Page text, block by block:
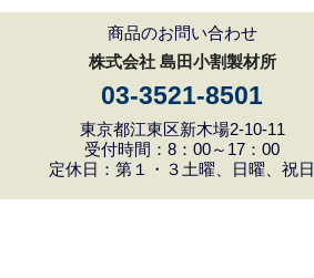
商品のお問い合わせ
株式会社 島田小割製材所
03-3521-8501
東京都江東区新木場2-10-11
受付時間：8：00～17：00
定休日：第１・３土曜、日曜、祝日